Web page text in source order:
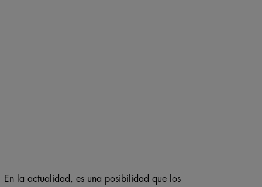
En la actualidad, es una posibilidad que los